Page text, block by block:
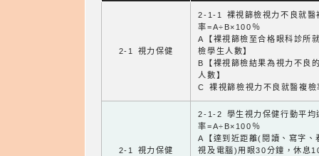
2-1 視力保健
2-1-1 裸視篩檢視力不良就醫
率=A÷B×100％
A【裸視篩檢至合格眼科診所
檢學生人數】
B【裸視篩檢結果為視力不良
人數】
C 裸視篩檢視力不良就醫複檢
2-1 視力保健
2-1-2 學生視力保健行動平均
率=A÷B×100％
A【達到近距離(閱讀、寫字、
視及電腦)用眼30分鐘，休息